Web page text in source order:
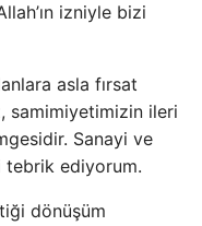
izniyle bizi
asla fırsat
samimiyetimizin ileri
Sanayi ve
tebrik ediyorum.
dönüşüm